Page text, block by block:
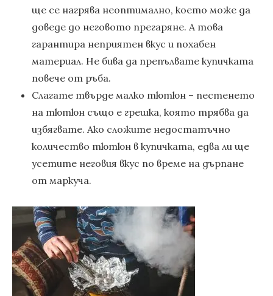
ще се нагрява неоптимално, което може да
доведе до неговото прегаряне. А това
гарантира неприятен вкус и похабен
материал. Не бива да препълвате купичката
повече от ръба.
Слагате твърде малко тютюн – пестенето
на тютюн също е грешка, която трябва да
избягвате. Ако сложите недостатъчно
количество тютюн в купичката, едва ли ще
усетите неговия вкус по време на дърпане
от маркуча.